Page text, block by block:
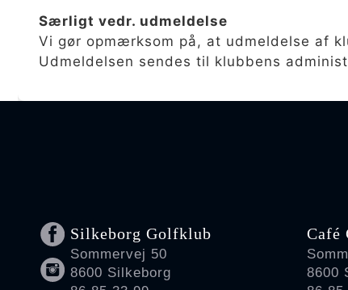
Silkeborg Golfklub
Sommervej 50
8600 Silkeborg
Café
8600